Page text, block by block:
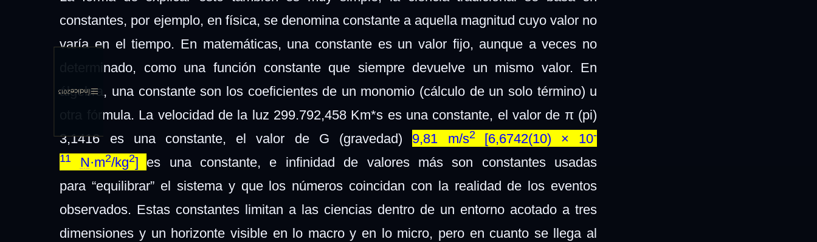
Índice
2013
constantes, por ejemplo, en física, se denomina constante a aquella magnitud cuyo valor no
varía en el tiempo. En matemáticas, una constante es un valor fijo, aunque a veces no
determinado, como una función constante que siempre devuelve un mismo valor. En
álgebra, una constante son los coeficientes de un monomio (cálculo de un solo término) u
otra fórmula. La velocidad de la luz 299.792,458 Km*s es una constante, el valor de π (pi)
3,1416 es una constante, el valor de G (gravedad) 9,81 m/s2 [6,6742(10) × 10-
11
N·m2/kg2] es una constante, e infinidad de valores más son constantes usadas
para “equilibrar” el sistema y que los números coincidan con la realidad de los eventos
observados. Estas constantes limitan a las ciencias dentro de un entorno acotado a tres
dimensiones y un horizonte visible en lo macro y en lo micro, pero en cuanto se llega al